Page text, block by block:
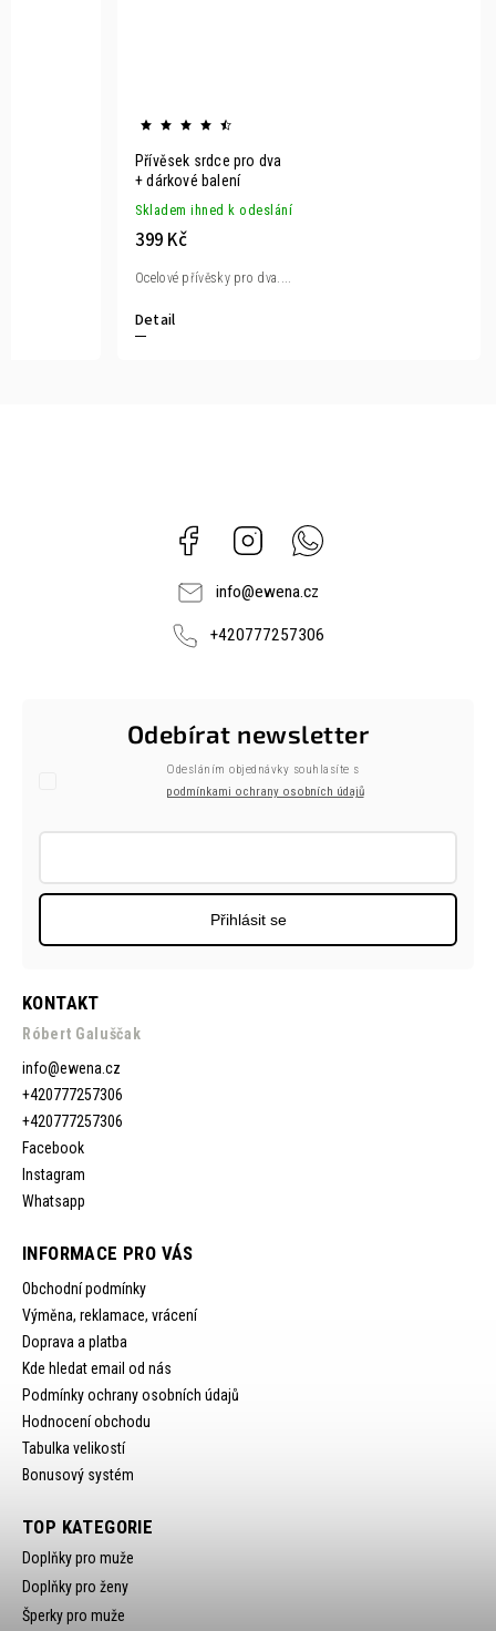
Přívěsek srdce pro dva
+ dárkové balení
Skladem ihned k odeslání
399 Kč
Detail
Ocelové přívěsky pro dva....
Facebook Instagram
info@ewena.cz
+420777257306
KONTAKT
Róbert Galuščak
info@ewena.cz
+420777257306
+420777257306
Facebook
Instagram
Whatsapp
INFORMACE PRO VÁS
Obchodní podmínky
Výměna, reklamace, vrácení
Doprava a platba
Kde hledat email od nás
Podmínky ochrany osobních údajů
Hodnocení obchodu
Tabulka velikostí
Bonusový systém
Odebírat newsletter
Odesláním objednávky souhlasíte s
podmínkami ochrany osobních údajů
Přihlásit se
TOP KATEGORIE
Doplňky pro muže
Doplňky pro ženy
Šperky pro muže